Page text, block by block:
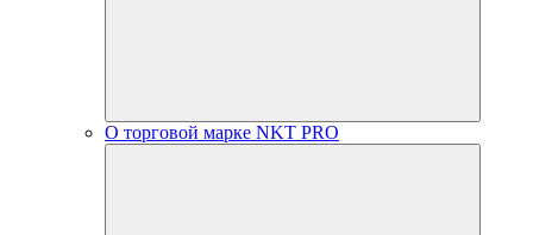
О торговой марке NKT PRO